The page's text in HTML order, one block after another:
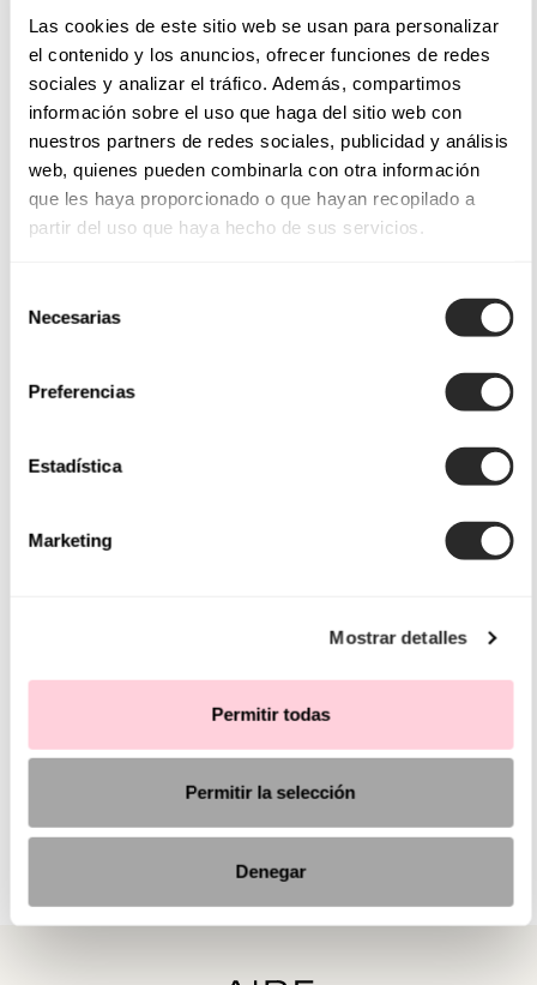
Las cookies de este sitio web se usan para personalizar
el contenido y los anuncios, ofrecer funciones de redes
sociales y analizar el tráfico. Además, compartimos
información sobre el uso que haga del sitio web con
nuestros partners de redes sociales, publicidad y análisis
web, quienes pueden combinarla con otra información
que les haya proporcionado o que hayan recopilado a
partir del uso que haya hecho de sus servicios.
Necesarias
Preferencias
Estadística
Marketing
Mostrar detalles
Permitir todas
Permitir la selección
Denegar